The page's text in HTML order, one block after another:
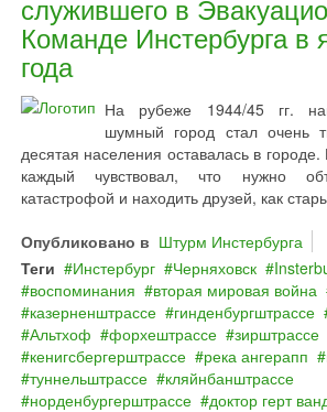
служившего в
Команде Инстербурга в
года
На рубеже 1944/45 гг.
шумный город стал очень
десятая населения оставалась в
каждый чувствовал, что нужно
катастрофой и находить друзей, как
Опубликовано в Штурм Инстербурга
Теги
Инстербург Черняховск
воспоминания
вторая мировая война
казерненштрассе
гинденбургштрассе
Альтхоф
форхештрассе
зирштрассе
кенигсбергерштрассе
река ангерапп
туннельштрассе
кляйнбанштрассе
норденбургерштрассе
доктор герт